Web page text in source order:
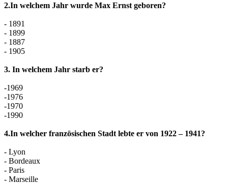
2.In welchem Jahr wurde Max Ernst geboren?
- 1891
- 1899
- 1887
- 1905
3. In welchem Jahr starb er?
-1969
-1976
-1970
-1990
4.In welcher französischen Stadt lebte er von 1922 – 1941?
- Lyon
- Bordeaux
- Paris
- Marseille